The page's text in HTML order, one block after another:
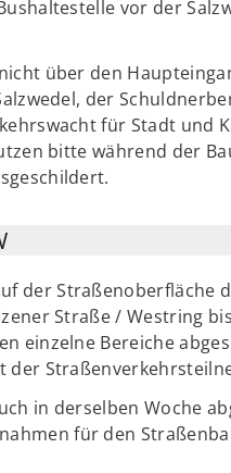
vor der
über den
der
für Stadt und
bitte während der
der Straßenoberfläche
Straße / Westring
einzelne Bereiche
der
in derselben Woche
für den